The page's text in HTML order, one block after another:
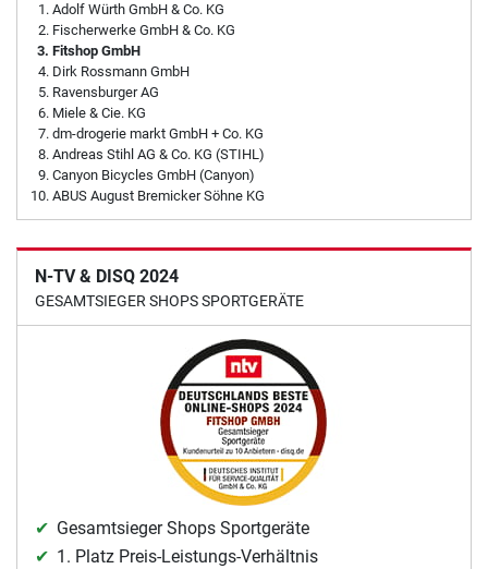
Adolf Würth GmbH & Co. KG
Fischerwerke GmbH & Co. KG
Fitshop GmbH
Dirk Rossmann GmbH
Ravensburger AG
Miele & Cie. KG
dm-drogerie markt GmbH + Co. KG
Andreas Stihl AG & Co. KG (STIHL)
Canyon Bicycles GmbH (Canyon)
ABUS August Bremicker Söhne KG
N-TV & DISQ 2024
GESAMTSIEGER SHOPS SPORTGERÄTE
Gesamtsieger Shops Sportgeräte
1. Platz Preis-Leistungs-Verhältnis